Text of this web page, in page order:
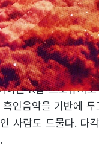
품을 되짚어봅니다.
.
일렉트로닉을 향한
는 K팝 프로듀서
인음악을 기반에
사람도 드물다. 다